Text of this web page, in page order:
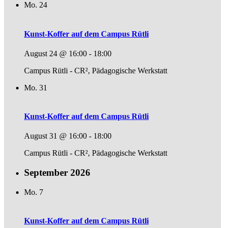
Mo. 24
Kunst-Koffer auf dem Campus Rütli
August 24 @ 16:00 - 18:00
Campus Rütli - CR², Pädagogische Werkstatt
Mo. 31
Kunst-Koffer auf dem Campus Rütli
August 31 @ 16:00 - 18:00
Campus Rütli - CR², Pädagogische Werkstatt
September 2026
Mo. 7
Kunst-Koffer auf dem Campus Rütli